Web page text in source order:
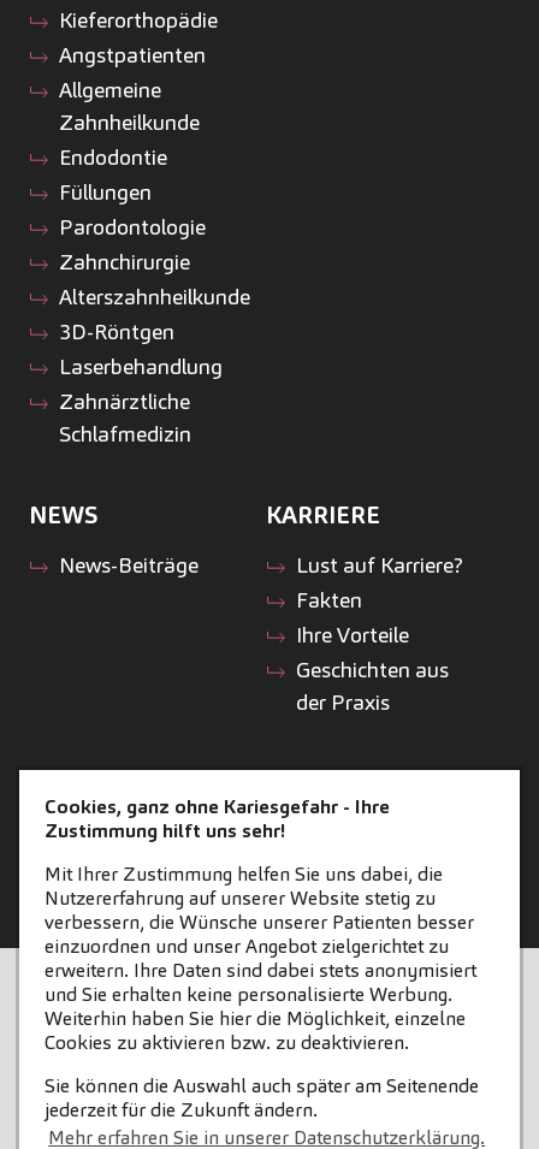
Kiefer­orthopädie
Angstpatienten
Allgemeine
Zahnheilkunde
Endodontie
Füllungen
Parodontologie
Zahnchirurgie
Alterszahnheilkunde
3D-Röntgen
Laserbehandlung
Zahnärztliche
Schlafmedizin
NEWS
News-Beiträge
KARRIERE
Lust auf Karriere?
Fakten
Ihre Vorteile
Geschichten aus
der Praxis
zahneins.com
STARTSEITE
KONTAKT
COOKIE-EINSTELLUNGEN
IMPRESSUM
DATENSCHUTZ
Cookies, ganz ohne Kariesgefahr - Ihre
Zustimmung hilft uns sehr!
Mit Ihrer Zustimmung helfen Sie uns dabei, die
Nutzererfahrung auf unserer Website stetig zu
verbessern, die Wünsche unserer Patienten besser
einzuordnen und unser Angebot zielgerichtet zu
erweitern. Ihre Daten sind dabei stets anonymisiert
und Sie erhalten keine personalisierte Werbung.
Weiterhin haben Sie hier die Möglichkeit, einzelne
Cookies zu aktivieren bzw. zu deaktivieren.
Sie können die Auswahl auch später am Seitenende
jederzeit für die Zukunft ändern.
Mehr erfahren Sie in unserer Datenschutzerklärung.